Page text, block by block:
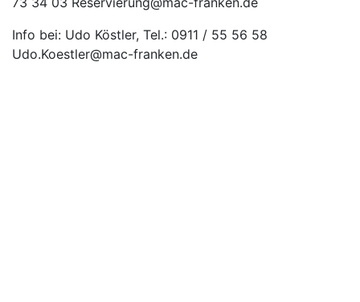
Info bei: Udo Köstler, Tel.: 0911 / 55 56 58
Udo.Koestler@mac-franken.de